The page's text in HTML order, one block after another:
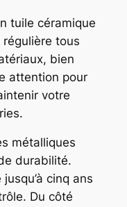
tuile céramique
tous
bien
attention pour
votre
métalliques
durabilité.
cinq ans
Du côté